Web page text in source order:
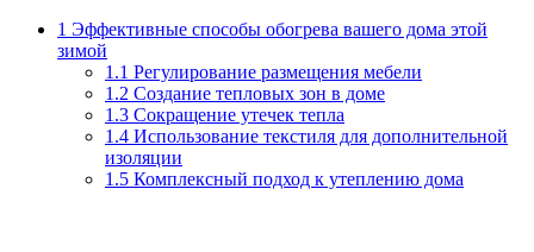
1 Эффективные способы обогрева вашего дома этой
зимой
1.1 Регулирование размещения мебели
1.2 Создание тепловых зон в доме
1.3 Сокращение утечек тепла
1.4 Использование текстиля для дополнительной
изоляции
1.5 Комплексный подход к утеплению дома